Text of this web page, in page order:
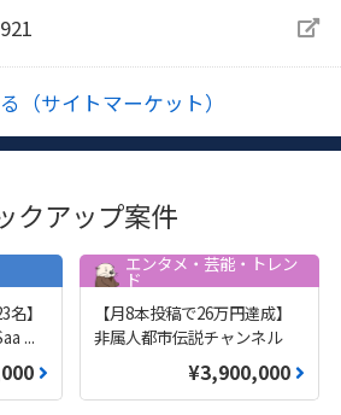
（サイトマーケット）
クアップ案件
名】
...
エンタメ・芸能・トレン
ド
【月8本投稿で26万円達成】
非属人都市伝説チャンネル
¥3,900,000